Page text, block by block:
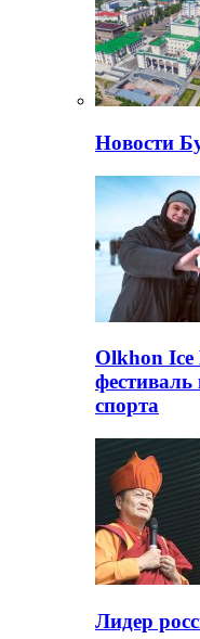
Новости
Olkhon
фестиваль
спорта
Лидер